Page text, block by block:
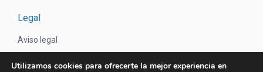
Legal
Aviso legal
Utilizamos cookies para ofrecerte la mejor experiencia en